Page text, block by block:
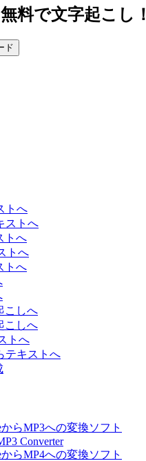
料で文字起こし！
ド
トへ
ストへ
トへ
トへ
トへ
こしへ
こしへ
トへ
テキストへ
らMP3への変換ソフト
Converter
らMP4への変換ソフト